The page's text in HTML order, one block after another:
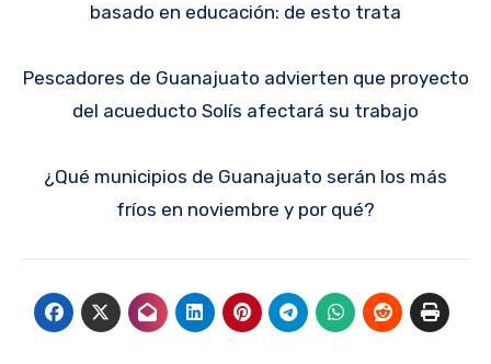
basado en educación: de esto trata
Pescadores de Guanajuato advierten que proyecto
del acueducto Solís afectará su trabajo
¿Qué municipios de Guanajuato serán los más
fríos en noviembre y por qué?